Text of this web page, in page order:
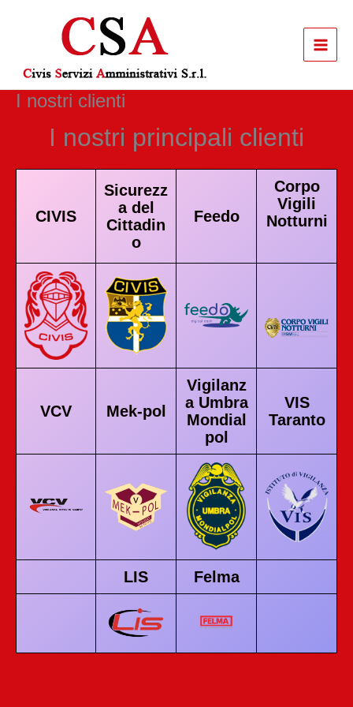
I nostri clienti
I nostri principali clienti
CIVIS
Sicurezz
a del
Cittadin
o
Feedo
Corpo
Vigili
Notturni
VCV Mek-pol
Vigilanz
a Umbra
Mondial
pol
VIS
Taranto
LIS Felma